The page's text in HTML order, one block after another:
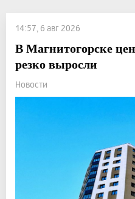
14:57, 6 авг 2026
В Магнитогорске
резко выросли
Новости